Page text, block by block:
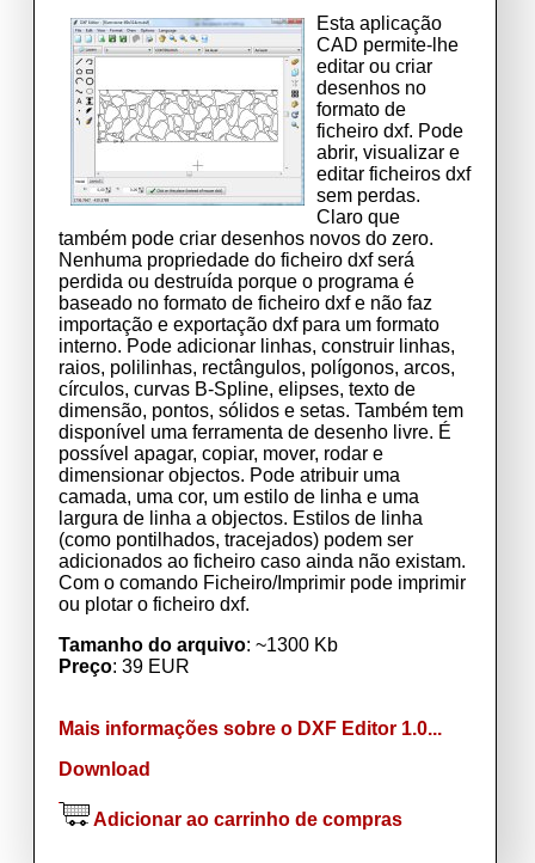
Esta aplicação
CAD permite-lhe
editar ou criar
desenhos no
formato de
ficheiro dxf. Pode
abrir, visualizar e
editar ficheiros dxf
sem perdas.
Claro que
também pode criar desenhos novos do zero.
Nenhuma propriedade do ficheiro dxf será
perdida ou destruída porque o programa é
baseado no formato de ficheiro dxf e não faz
importação e exportação dxf para um formato
interno. Pode adicionar linhas, construir linhas,
raios, polilinhas, rectângulos, polígonos, arcos,
círculos, curvas B-Spline, elipses, texto de
dimensão, pontos, sólidos e setas. Também tem
disponível uma ferramenta de desenho livre. É
possível apagar, copiar, mover, rodar e
dimensionar objectos. Pode atribuir uma
camada, uma cor, um estilo de linha e uma
largura de linha a objectos. Estilos de linha
(como pontilhados, tracejados) podem ser
adicionados ao ficheiro caso ainda não existam.
Com o comando Ficheiro/Imprimir pode imprimir
ou plotar o ficheiro dxf.
Tamanho do arquivo: ~1300 Kb
Preço: 39 EUR
Mais informações sobre o DXF Editor 1.0...
Download
Adicionar ao carrinho de compras